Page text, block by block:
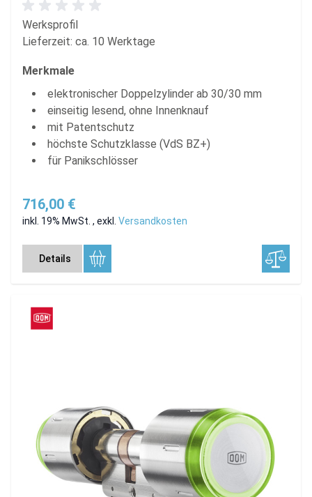
Werksprofil
Lieferzeit: ca. 10 Werktage
Merkmale
elektronischer Doppelzylinder ab 30/30 mm
einseitig lesend, ohne Innenknauf
mit Patentschutz
höchste Schutzklasse (VdS BZ+)
für Panikschlösser
716,00 €
inkl. 19% MwSt. , exkl. Versandkosten
Details